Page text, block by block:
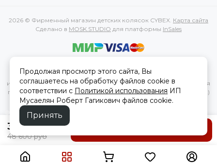
39 600 руб
48 600 руб
2026 © Фирменный магазин детских колясок CYBEX. Карта сайта
Сделано в MOSK.STUDIO для платформы InSales
характеристик, стоимости товаров и услуг, носит
информационный характер и ни при каких условиях не является
публичной офертой, определяемой положениями Статьи 437(2)
Гражданского кодекса РФ.
Продолжая просмотр этого сайта, Вы
соглашаетесь на обработку файлов cookie в
соответствии с Политикой использования ИП
Мусаелян Роберт Гагикович файлов cookie.
Принять